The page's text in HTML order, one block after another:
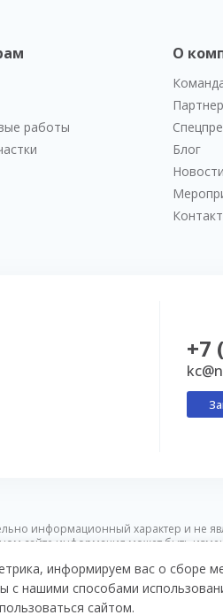
работы
О
Блог
Новости
+7
информационный характер и не
сайте информация может быть
данных Карта сайта
информируем вас о сборе
с нашими способами
сайтом.